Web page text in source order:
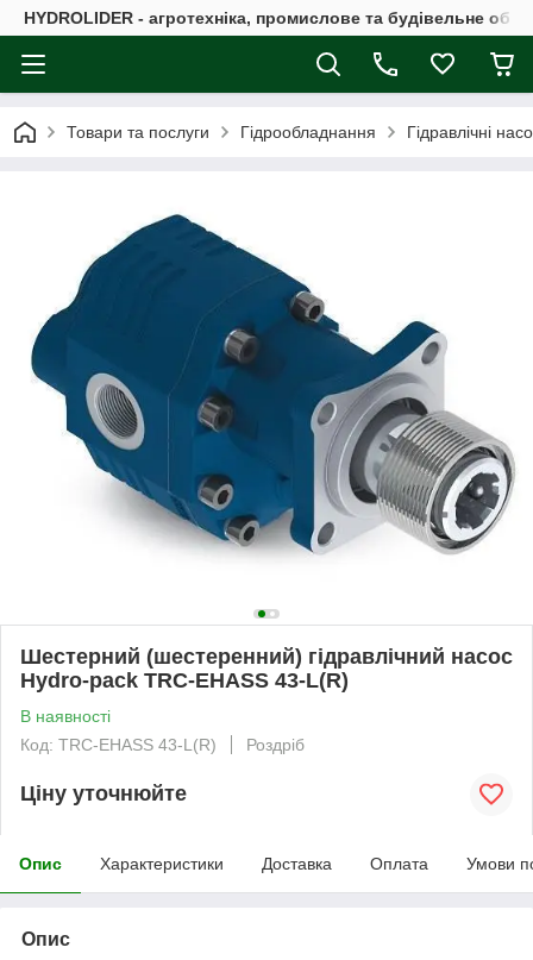
HYDROLIDER - агротехніка, промислове та будівельне
Товари та послуги Гідрообладнання Гідравлічні
Шестерний (шестеренний) гідравлічний насос
Hydro-pack TRC-EHASS 43-L(R)
В наявності
Код: TRC-EHASS 43-L(R)
Роздріб
Ціну уточнюйте
Опис Характеристики Доставка Оплата Умови
Опис